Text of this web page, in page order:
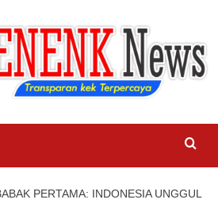
PERTAMA: INDONESIA UNGGUL